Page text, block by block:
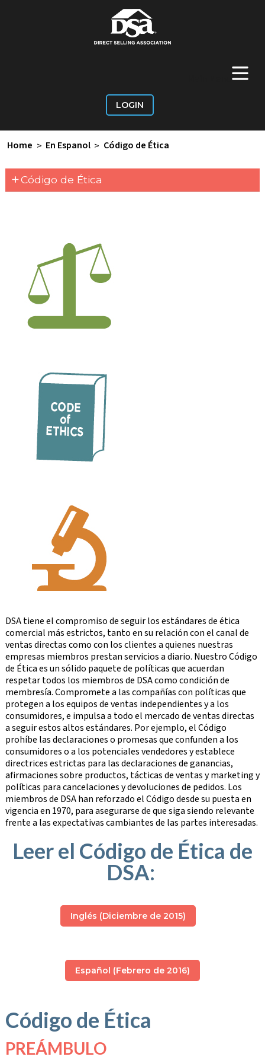
+
LOGIN
Home > En Espanol > Código de Ética
+Código de Ética
DSA tiene el compromiso de seguir los estándares de ética
comercial más estrictos, tanto en su relación con el canal de
ventas directas como con los clientes a quienes nuestras
empresas miembros prestan servicios a diario. Nuestro Código
de Ética es un sólido paquete de políticas que acuerdan
respetar todos los miembros de DSA como condición de
membresía. Compromete a las compañías con políticas que
protegen a los equipos de ventas independientes y a los
consumidores, e impulsa a todo el mercado de ventas directas
a seguir estos altos estándares. Por ejemplo, el Código
prohíbe las declaraciones o promesas que confunden a los
consumidores o a los potenciales vendedores y establece
directrices estrictas para las declaraciones de ganancias,
afirmaciones sobre productos, tácticas de ventas y marketing y
políticas para cancelaciones y devoluciones de pedidos. Los
miembros de DSA han reforzado el Código desde su puesta en
vigencia en 1970, para asegurarse de que siga siendo relevante
frente a las expectativas cambiantes de las partes interesadas.
Leer el Código de Ética de
DSA:
Inglés (Diciembre de 2015)
Español (Febrero de 2016)
Código de Ética
PREÁMBULO